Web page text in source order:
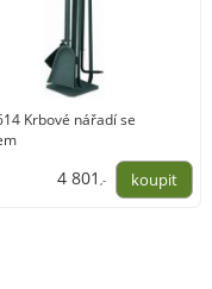
Krbové nářadí se
4 801 ,-